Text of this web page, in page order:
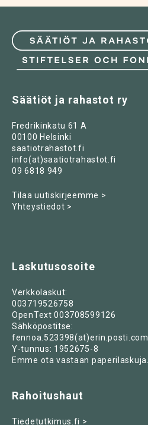
Säätiöt ja rahastot ry
Fredrikinkatu 61 A
00100 Helsinki
saatiotrahastot.fi
info(at)saatiotrahastot.fi
09 6818 949
Tilaa uutiskirjeemme >
Yhteystiedot >
Laskutusosoite
Verkkolaskut:
003719526758
OpenText 003708599126
Sähköpostitse:
fennoa.523398(at)erin.posti.com
Y-tunnus: 1952675-8
Emme ota vastaan paperilaskuja.
Rahoitushaut
Tiedetutkimus.fi >